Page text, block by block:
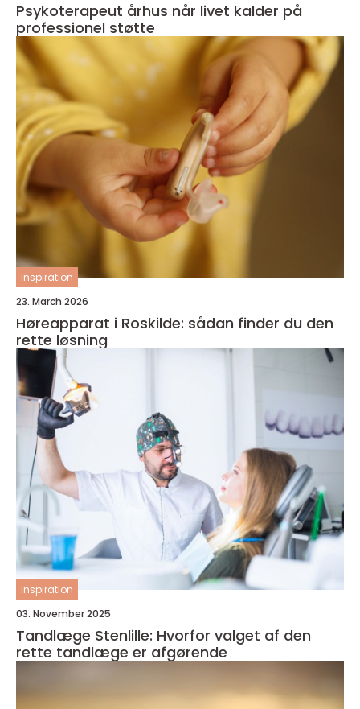
Psykoterapeut århus når livet kalder på
professionel støtte
inspiration
23. March 2026
Høreapparat i Roskilde: sådan finder du den
rette løsning
inspiration
03. November 2025
Tandlæge Stenlille: Hvorfor valget af den
rette tandlæge er afgørende